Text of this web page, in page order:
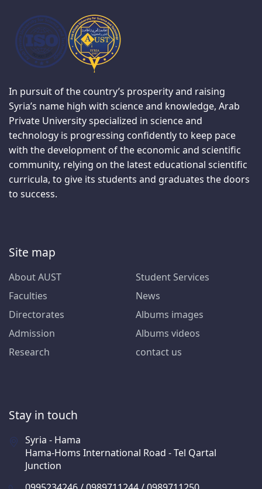
In pursuit of the country’s prosperity and raising
Syria’s name high with science and knowledge, Arab
Private University specialized in science and
technology is progressing confidently to keep pace
with the development of the economic and scientific
community, relying on the latest educational scientific
curricula, to give its students and graduates the doors
to success.
Site map
About AUST
Faculties
Directorates
Admission
Research
Student Services
News
Albums images
Albums videos
contact us
Stay in touch
Syria - Hama
Hama-Homs International Road - Tel Qartal
Junction